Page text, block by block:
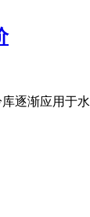
逐渐应用于